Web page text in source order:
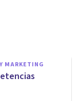
MARKETING